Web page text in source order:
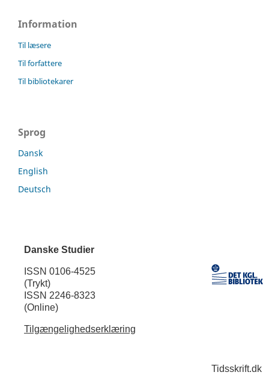
Information
Til læsere
Til forfattere
Til bibliotekarer
Sprog
Dansk
English
Deutsch
Danske Studier
ISSN 0106-4525
(Trykt)
ISSN 2246-8323
(Online)
Tilgængelighedserklæring